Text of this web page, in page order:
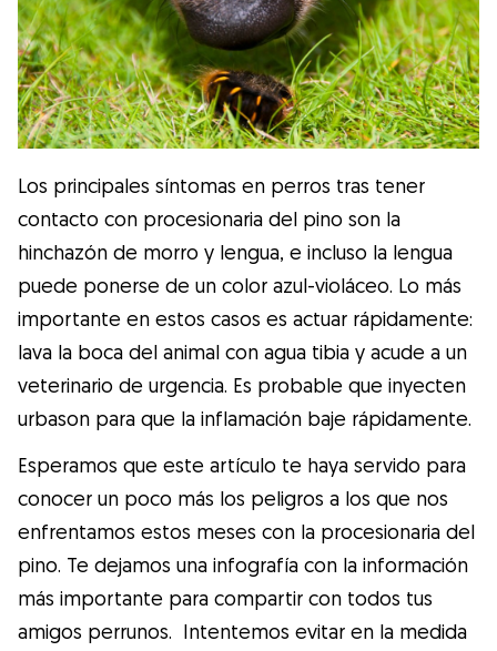
Los principales síntomas en perros tras tener
contacto con procesionaria del pino son la
hinchazón de morro y lengua, e incluso la lengua
puede ponerse de un color azul-violáceo. Lo más
importante en estos casos es actuar rápidamente:
lava la boca del animal con agua tibia y acude a un
veterinario de urgencia. Es probable que inyecten
urbason para que la inflamación baje rápidamente.
Esperamos que este artículo te haya servido para
conocer un poco más los peligros a los que nos
enfrentamos estos meses con la procesionaria del
pino. Te dejamos una infografía con la información
más importante para compartir con todos tus
amigos perrunos. Intentemos evitar en la medida